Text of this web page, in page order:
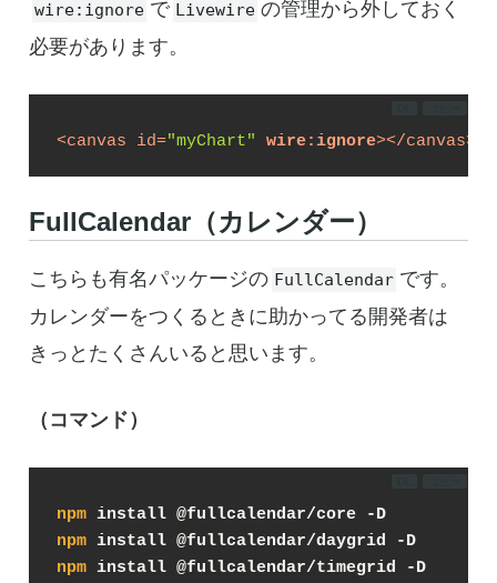
wire:ignore で Livewire の管理から外しておく
必要があります。
<canvas id="myChart" wire:ignore></canvas>
FullCalendar（カレンダー）
こちらも有名パッケージの FullCalendar です。
カレンダーをつくるときに助かってる開発者は
きっとたくさんいると思います。
（コマンド）
npm
npm
npm